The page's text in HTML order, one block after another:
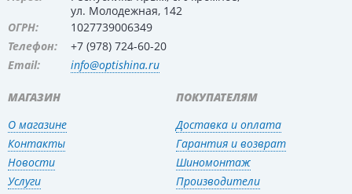
МАГАЗИН
О магазине
Контакты
Новости
Услуги
ПОКУПАТЕЛЯМ
Доставка и оплата
Гарантия и возврат
Шиномонтаж
Производители
ул. Молодежная, 142
ОГРН:
1027739006349
Телефон:
+7 (978) 724-60-20
Email:
info@optishina.ru